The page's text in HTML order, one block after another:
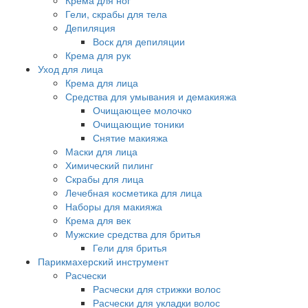
Гели, скрабы для тела
Депиляция
Воск для депиляции
Крема для рук
Уход для лица
Крема для лица
Средства для умывания и демакияжа
Очищающее молочко
Очищающие тоники
Снятие макияжа
Маски для лица
Химический пилинг
Скрабы для лица
Лечебная косметика для лица
Наборы для макияжа
Крема для век
Мужские средства для бритья
Гели для бритья
Парикмахерский инструмент
Расчески
Расчески для стрижки волос
Расчески для укладки волос